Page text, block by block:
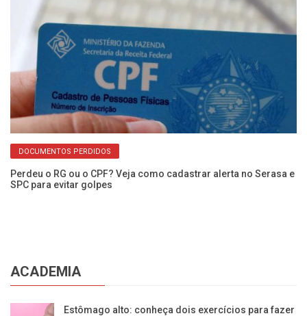
DOCUMENTOS PERDIDOS
Perdeu o RG ou o CPF? Veja como cadastrar alerta no Serasa e
SPC para evitar golpes
ACADEMIA
Estômago alto: conheça dois exercícios para fazer